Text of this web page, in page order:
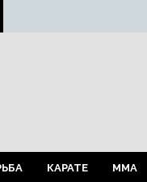
КАРАТЕ ММА